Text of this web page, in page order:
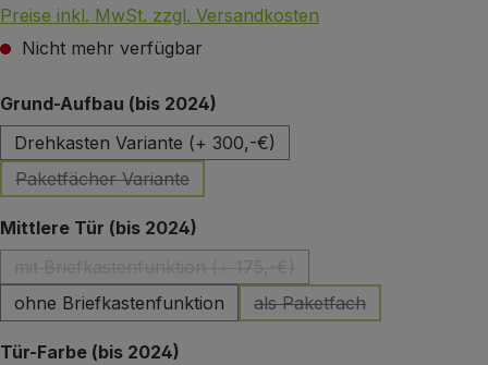
Preise inkl. MwSt. zzgl. Versandkosten
Nicht mehr verfügbar
Grund-Aufbau (bis 2024)
Drehkasten Variante (+ 300,-€)
Paketfächer Variante
(Diese Option ist zurzeit nicht verfügbar.)
Mittlere Tür (bis 2024)
(Diese Option ist zurzeit nicht verfügbar.)
ohne Briefkastenfunktion als Paketfach
(Diese Option ist zurzeit
Tür-Farbe (bis 2024)